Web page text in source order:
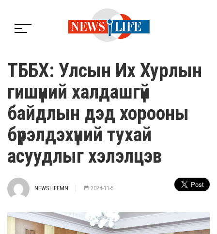
ТББХ: Улсын Их Хурлын
гишүүний халдашгүй
байдлын дэд хорооны
бүрэлдэхүүний тухай
асуудлыг хэлэлцэв
NEWSLIFEMN 2024-11-5